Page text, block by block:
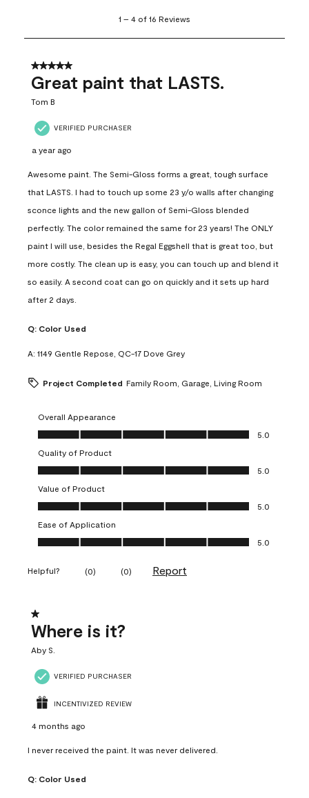
4
16
Reviews
1 – 4 of 16 Reviews
5 out of 5 stars.
Great paint that LASTS.
Tom B
VERIFIED PURCHASER
a year ago
Awesome paint. The Semi-Gloss forms a great, tough surface
that LASTS. I had to touch up some 23 y/o walls after changing
sconce lights and the new gallon of Semi-Gloss blended
perfectly. The color remained the same for 23 years! The ONLY
paint I will use, besides the Regal Eggshell that is great too, but
more costly. The clean up is easy, you can touch up and blend it
so easily. A second coat can go on quickly and it sets up hard
after 2 days.
Q: Color Used
A: 1149 Gentle Repose, QC-17 Dove Grey
Project Completed Family Room, Garage, Living Room
Overall Appearance
Overall Appearance, 5.0 out of 5
5.0
Quality of Product
Quality of Product, 5.0 out of 5
5.0
Value of Product
Value of Product, 5.0 out of 5
5.0
Ease of Application
Ease of Application, 5.0 out of 5
5.0
Helpful? (0) (0) Report
1 out of 5 stars.
Where is it?
Aby S.
VERIFIED PURCHASER
INCENTIVIZED REVIEW
4 months ago
I never received the paint. It was never delivered.
Q: Color Used